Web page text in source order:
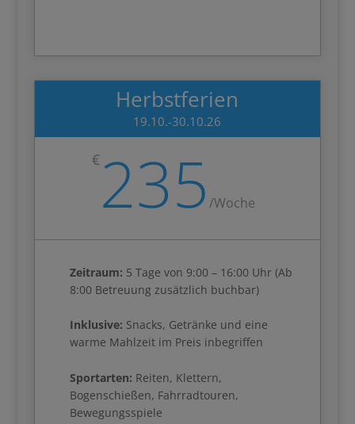
Herbstferien
19.10.-30.10.26
€235 /Woche
Zeitraum: 5 Tage von 9:00 – 16:00 Uhr (Ab
8:00 Betreuung zusätzlich buchbar)
Inklusive: Snacks, Getränke und eine
warme Mahlzeit im Preis inbegriffen
Sportarten: Reiten, Klettern,
Bogenschießen, Fahrradtouren,
Bewegungsspiele